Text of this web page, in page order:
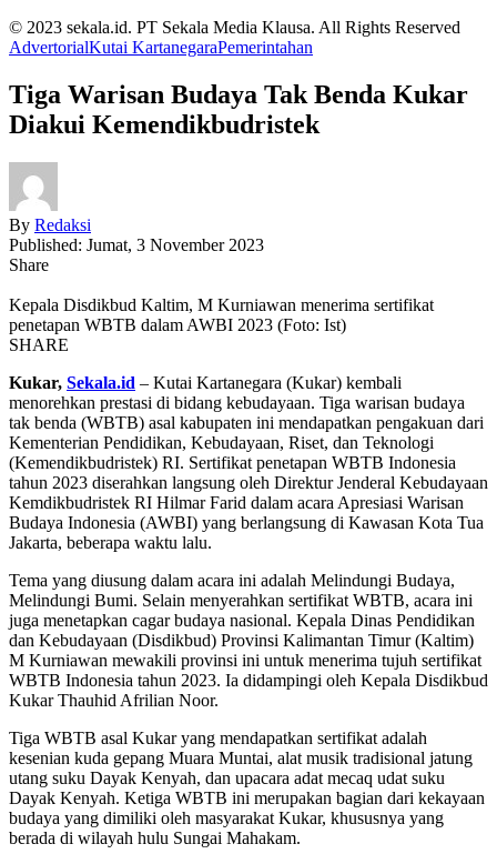
© 2023 sekala.id. PT Sekala Media Klausa. All Rights Reserved
AdvertorialKutai KartanegaraPemerintahan
Tiga Warisan Budaya Tak Benda Kukar
Diakui Kemendikbudristek
By Redaksi
Published: Jumat, 3 November 2023
Share
Kepala Disdikbud Kaltim, M Kurniawan menerima sertifikat
penetapan WBTB dalam AWBI 2023 (Foto: Ist)
SHARE
Kukar, Sekala.id – Kutai Kartanegara (Kukar) kembali
menorehkan prestasi di bidang kebudayaan. Tiga warisan budaya
tak benda (WBTB) asal kabupaten ini mendapatkan pengakuan dari
Kementerian Pendidikan, Kebudayaan, Riset, dan Teknologi
(Kemendikbudristek) RI. Sertifikat penetapan WBTB Indonesia
tahun 2023 diserahkan langsung oleh Direktur Jenderal Kebudayaan
Kemdikbudristek RI Hilmar Farid dalam acara Apresiasi Warisan
Budaya Indonesia (AWBI) yang berlangsung di Kawasan Kota Tua
Jakarta, beberapa waktu lalu.
Tema yang diusung dalam acara ini adalah Melindungi Budaya,
Melindungi Bumi. Selain menyerahkan sertifikat WBTB, acara ini
juga menetapkan cagar budaya nasional. Kepala Dinas Pendidikan
dan Kebudayaan (Disdikbud) Provinsi Kalimantan Timur (Kaltim)
M Kurniawan mewakili provinsi ini untuk menerima tujuh sertifikat
WBTB Indonesia tahun 2023. Ia didampingi oleh Kepala Disdikbud
Kukar Thauhid Afrilian Noor.
Tiga WBTB asal Kukar yang mendapatkan sertifikat adalah
kesenian kuda gepang Muara Muntai, alat musik tradisional jatung
utang suku Dayak Kenyah, dan upacara adat mecaq udat suku
Dayak Kenyah. Ketiga WBTB ini merupakan bagian dari kekayaan
budaya yang dimiliki oleh masyarakat Kukar, khususnya yang
berada di wilayah hulu Sungai Mahakam.